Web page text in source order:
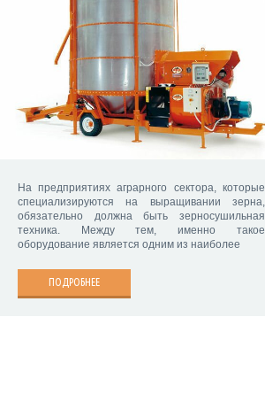
На предприятиях аграрного сектора, которые
специализируются на выращивании зерна,
обязательно должна быть зерносушильная
техника. Между тем, именно такое
оборудование является одним из наиболее
ПОДРОБНЕЕ